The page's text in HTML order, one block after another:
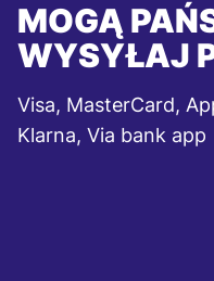
MOGĄ
WYSYŁAJ
Visa, MasterCard,
Klarna, Via bank app